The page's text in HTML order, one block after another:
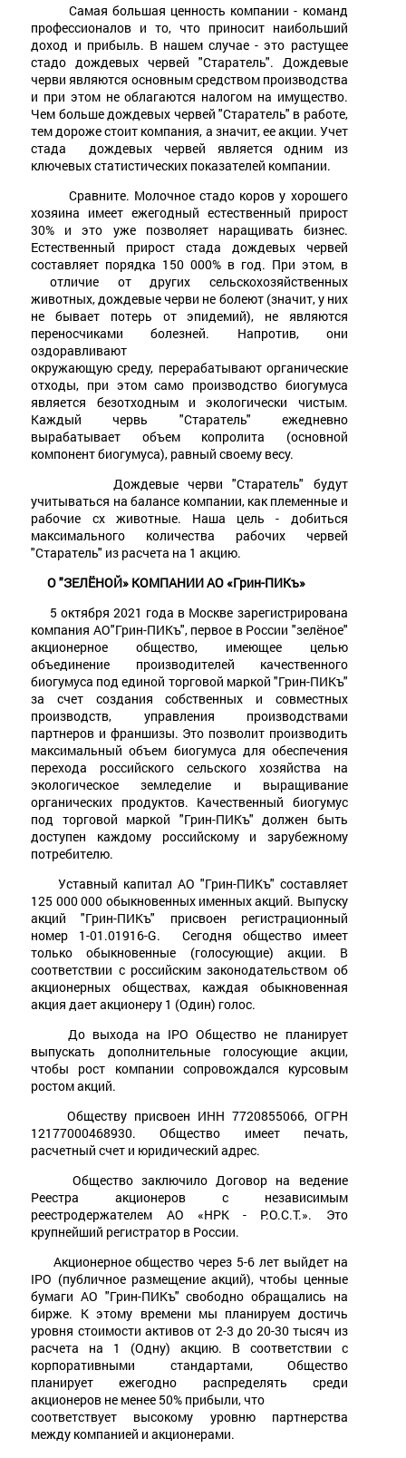
Самая большая ценность компании - команд
профессионалов и то, что приносит наибольший
доход и прибыль. В нашем случае - это растущее
стадо дождевых червей "Старатель". Дождевые
черви являются основным средством производства
и при этом не облагаются налогом на имущество.
Чем больше дождевых червей "Старатель" в работе,
тем дороже стоит компания, а значит, ее акции. Учет
стада дождевых червей является одним из
ключевых статистических показателей компании.
Сравните. Молочное стадо коров у хорошего
хозяина имеет ежегодный естественный прирост
30% и это уже позволяет наращивать бизнес.
Естественный прирост стада дождевых червей
составляет порядка 150 000% в год. При этом, в
отличие от других сельскохозяйственных
животных, дождевые черви не болеют (значит, у них
не бывает потерь от эпидемий), не являются
переносчиками болезней. Напротив, они
оздоравливают
окружающую среду, перерабатывают органические
отходы, при этом само производство биогумуса
является безотходным и экологически чистым.
Каждый червь "Старатель" ежедневно
вырабатывает объем копролита (основной
компонент биогумуса), равный своему весу.
Дождевые черви "Старатель" будут
учитываться на балансе компании, как племенные и
рабочие сх животные. Наша цель - добиться
максимального количества рабочих червей
"Старатель" из расчета на 1 акцию.
О "ЗЕЛЁНОЙ» КОМПАНИИ АО «Грин-ПИКъ»
5 октября 2021 года в Москве зарегистрирована
компания АО"Грин-ПИКъ", первое в России "зелёное"
акционерное общество, имеющее целью
объединение производителей качественного
биогумуса под единой торговой маркой "Грин-ПИКъ"
за счет создания собственных и совместных
производств, управления производствами
партнеров и франшизы. Это позволит производить
максимальный объем биогумуса для обеспечения
перехода российского сельского хозяйства на
экологическое земледелие и выращивание
органических продуктов. Качественный биогумус
под торговой маркой "Грин-ПИКъ" должен быть
доступен каждому российскому и зарубежному
потребителю.
Уставный капитал АО "Грин-ПИКъ" составляет
125 000 000 обыкновенных именных акций. Выпуску
акций "Грин-ПИКъ" присвоен регистрационный
номер 1-01.01916-G. Сегодня общество имеет
только обыкновенные (голосующие) акции. В
соответствии с российским законодательством об
акционерных обществах, каждая обыкновенная
акция дает акционеру 1 (Один) голос.
До выхода на IPO Общество не планирует
выпускать дополнительные голосующие акции,
чтобы рост компании сопровождался курсовым
ростом акций.
Обществу присвоен ИНН 7720855066, ОГРН
12177000468930. Общество имеет печать,
расчетный счет и юридический адрес.
Общество заключило Договор на ведение
Реестра акционеров с независимым
реестродержателем АО «НРК - Р.О.С.Т.». Это
крупнейший регистратор в России.
Акционерное общество через 5-6 лет выйдет на
IPO (публичное размещение акций), чтобы ценные
бумаги АО "Грин-ПИКъ" свободно обращались на
бирже. К этому времени мы планируем достичь
уровня стоимости активов от 2-3 до 20-30 тысяч из
расчета на 1 (Одну) акцию. В соответствии с
корпоративными стандартами, Общество
планирует ежегодно распределять среди
акционеров не менее 50% прибыли, что
соответствует высокому уровню партнерства
между компанией и акционерами.